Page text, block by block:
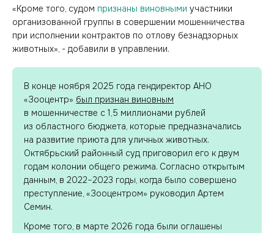
«Кроме того, судом признаны виновными участники
организованной группы в совершении мошенничества
при исполнении контрактов по отлову безнадзорных
животных», - добавили в управлении.
В конце ноября 2025 года гендиректор АНО
«Зооцентр» был признан виновным
в мошенничестве с 1,5 миллионами рублей
из областного бюджета, которые предназначались
на развитие приюта для уличных животных.
Октябрьский районный суд приговорил его к двум
годам колонии общего режима. Согласно открытым
данным, в 2022–2023 годы, когда было совершено
преступление, «Зооцентром» руководил Артем
Семин.
Кроме того, в марте 2026 года были оглашены